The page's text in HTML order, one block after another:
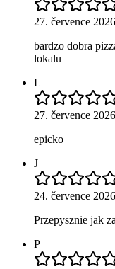
27. července 2026
bardzo dobra
lokalu
L
27. července 2026
epicko
J
24. července 2026
Przepysznie jak
P